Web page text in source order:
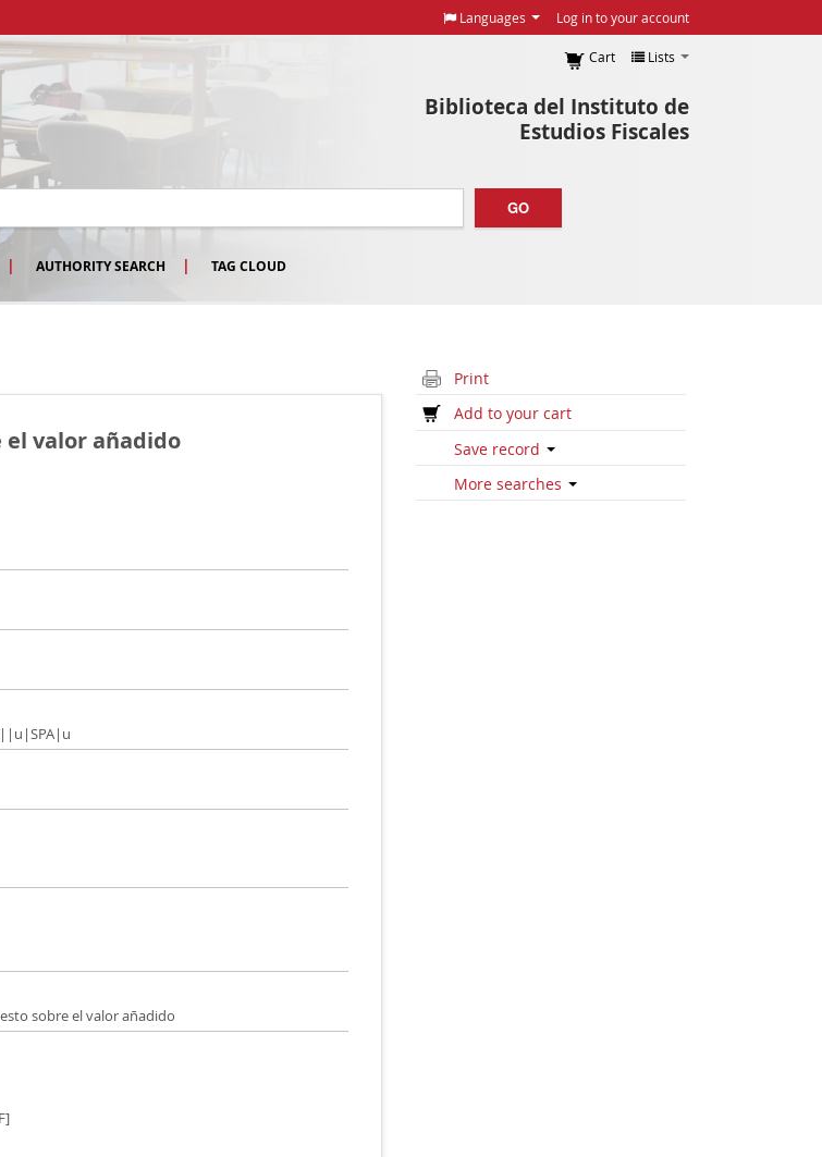
Languages Log in to your account
Biblioteca del Instituto de
Estudios Fiscales
Cart Lists
GO
AUTHORITY SEARCH TAG CLOUD
el valor añadido
sobre el valor añadido
Print
Add to your cart
Save record
More searches